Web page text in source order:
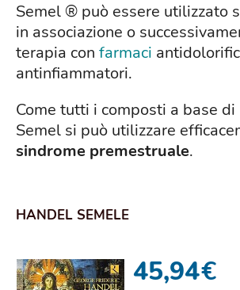
Semel ® può essere utilizzato
in associazione o
terapia con farmaci
antinfiammatori.
Come tutti i composti a base di
Semel si può utilizzare
sindrome premestruale.
HANDEL SEMELE
45,94€